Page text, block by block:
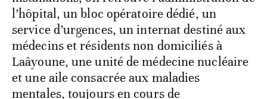
l’hôpital, un bloc opératoire dédié, un
service d’urgences, un internat destiné aux
médecins et résidents non domiciliés à
Laâyoune, une unité de médecine nucléaire
et une aile consacrée aux maladies
mentales, toujours en cours de